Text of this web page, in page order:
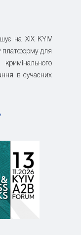
на XIX KYIV
платформу для
в сучасних